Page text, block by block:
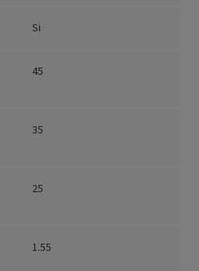
Si
45
35
25
1.55